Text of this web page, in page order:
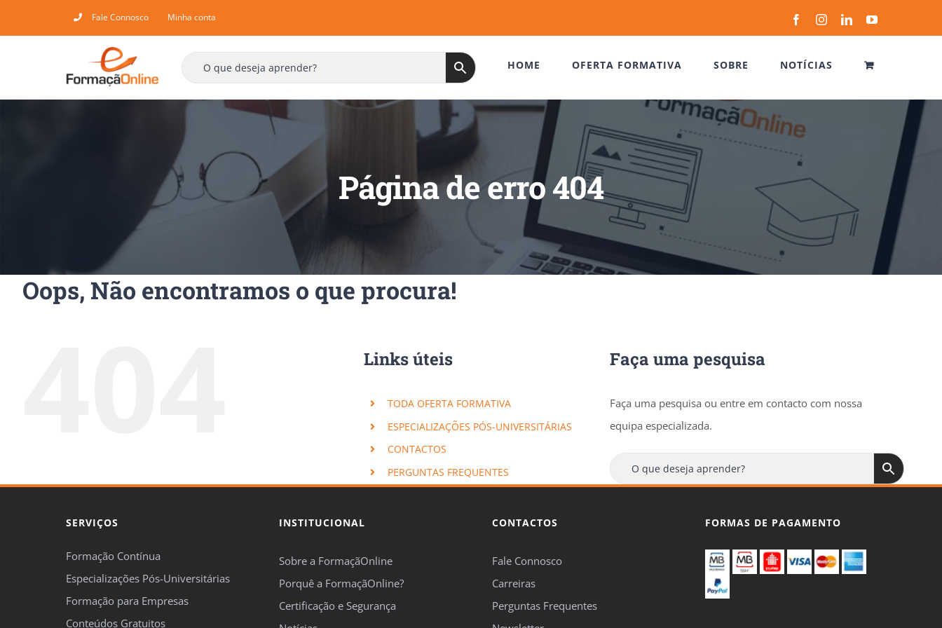
to
Fale Connosco Minha conta FacebookInstagramLinkedInYouTube
HOME OFERTA FORMATIVA SOBRE NOTÍCIAS
Página de erro 404
Oops, Não encontramos o que procura!
Links úteis
TODA OFERTA FORMATIVA
ESPECIALIZAÇÕES PÓS-UNIVERSITÁRIAS
CONTACTOS
PERGUNTAS FREQUENTES
Faça uma pesquisa
Faça uma pesquisa ou entre em contacto com nossa
equipa especializada.
SERVIÇOS
Formação Contínua
Especializações Pós-Universitárias
Formação para Empresas
Conteúdos Gratuitos
INSTITUCIONAL
Sobre a FormaçãOnline
Porquê a FormaçãOnline?
Certificação e Segurança
CONTACTOS
Fale Connosco
Carreiras
Perguntas Frequentes
FORMAS DE PAGAMENTO